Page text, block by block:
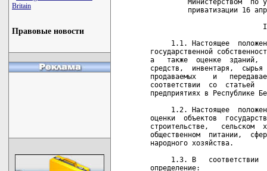
Britain
Правовые новости